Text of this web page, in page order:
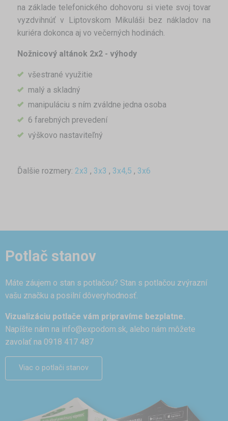
na základe telefonického dohovoru si viete svoj tovar
vyzdvihnúť v Liptovskom Mikuláši bez nákladov na
kuriéra dokonca aj vo večerných hodinách.
Nožnicový altánok 2x2 - výhody
všestrané využitie
malý a skladný
manipuláciu s ním zváldne jedna osoba
6 farebných prevedení
výškovo nastaviteľný
Ďalšie rozmery: 2x3 , 3x3 , 3x4,5 , 3x6
Potlač stanov
Máte záujem o stan s potlačou? Stan s potlačou zvýrazní
vašu značku a posilní dôveryhodnosť.
Vizualizáciu potlače vám pripravíme bezplatne.
Napíšte nám na info@expodom.sk, alebo nám môžete
zavolať na 0918 417 487
Viac o potlači stanov